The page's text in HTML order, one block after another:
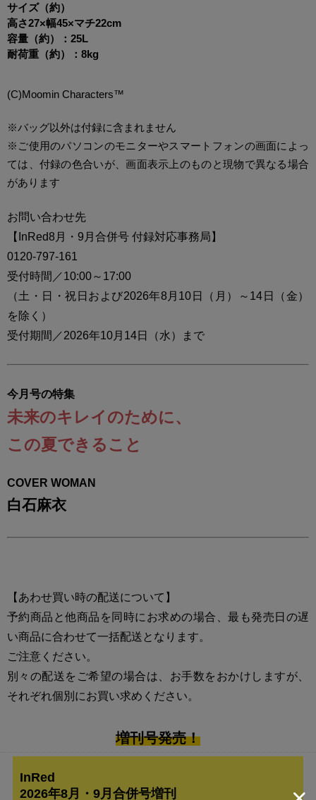
サイズ（約）
高さ27×幅45×マチ22cm
容量（約）：25L
耐荷重（約）：8kg
(C)Moomin Characters™
※バッグ以外は付録に含まれません
※ご使用のパソコンのモニターやスマートフォンの画面によっ
ては、付録の色合いが、画面表示上のものと現物で異なる場合
があります
お問い合わせ先
【InRed8月・9月合併号 付録対応事務局】
0120-797-161
受付時間／10:00～17:00
（土・日・祝日および2026年8月10日（月）～14日（金）
を除く）
受付期間／2026年10月14日（水）まで
今月号の特集
未来のキレイのために、
この夏できること
COVER WOMAN
白石麻衣
【あわせ買い時の配送について】
予約商品と他商品を同時にお求めの場合、最も発売日の遅
い商品に合わせて一括配送となります。
ご注意ください。
別々の配送をご希望の場合は、お手数をおかけしますが、
それぞれ個別にお買い求めください。
増刊号発売！
InRed
2026年8月・9月合併号増刊